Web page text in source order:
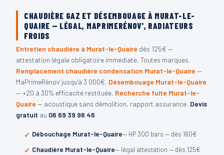
CHAUDIÈRE GAZ ET DÉSEMBOUAGE À MURAT-LE-
QUAIRE — LÉGAL, MAPRIMERÉNOV', RADIATEURS
FROIDS
Entretien chaudière à Murat-le-Quaire dès 125€ —
attestation légale obligatoire immédiate. Toutes marques.
Remplacement chaudière condensation Murat-le-Quaire —
MaPrimeRénov' jusqu'à 3 000€. Désembouage Murat-le-Quaire
— +20 à 30% efficacité restituée. Recherche fuite Murat-le-
Quaire — acoustique sans démolition, rapport assurance. Devis
gratuit au 06 69 39 96 46
Débouchage Murat-le-Quaire— HP 300 bars — dès 160€
Chaudière Murat-le-Quaire— légal attestation — dès 125€